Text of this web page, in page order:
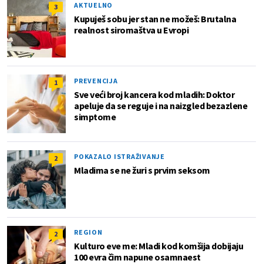
3 AKTUELNO
Kupuješ sobu jer stan ne možeš: Brutalna
realnost siromaštva u Evropi
1 PREVENCIJA
Sve veći broj kancera kod mladih: Doktor
apeluje da se reguje i na naizgled bezazlene
simptome
2 POKAZALO ISTRAŽIVANJE
Mladima se ne žuri s prvim seksom
2 REGION
Kulturo eve me: Mladi kod komšija dobijaju
100 evra čim napune osamnaest